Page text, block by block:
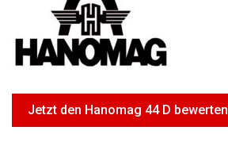
Hoflader
Freischneider
Jetzt Bewerten
Jetzt den Hanomag 44 D bewerten